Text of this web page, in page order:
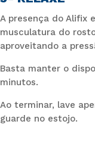
A presença do Alifix
musculatura do
aproveitando a
Basta manter o
minutos.
Ao terminar, lave
guarde no estojo.